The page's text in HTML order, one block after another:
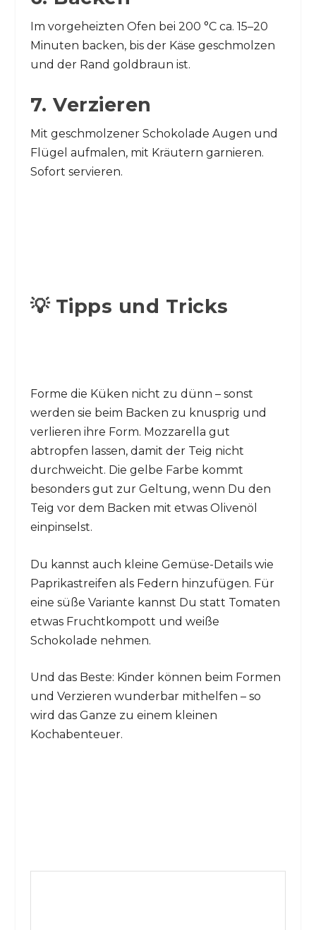
Im vorgeheizten Ofen bei 200 °C ca. 15–20
Minuten backen, bis der Käse geschmolzen
und der Rand goldbraun ist.
7. Verzieren
Mit geschmolzener Schokolade Augen und
Flügel aufmalen, mit Kräutern garnieren.
Sofort servieren.
💡 Tipps und Tricks
Forme die Küken nicht zu dünn – sonst
werden sie beim Backen zu knusprig und
verlieren ihre Form. Mozzarella gut
abtropfen lassen, damit der Teig nicht
durchweicht. Die gelbe Farbe kommt
besonders gut zur Geltung, wenn Du den
Teig vor dem Backen mit etwas Olivenöl
einpinselst.
Du kannst auch kleine Gemüse-Details wie
Paprikastreifen als Federn hinzufügen. Für
eine süße Variante kannst Du statt Tomaten
etwas Fruchtkompott und weiße
Schokolade nehmen.
Und das Beste: Kinder können beim Formen
und Verzieren wunderbar mithelfen – so
wird das Ganze zu einem kleinen
Kochabenteuer.